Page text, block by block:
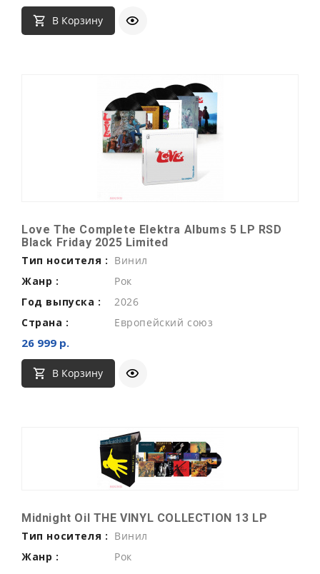
В Корзину
Love The Complete Elektra Albums 5 LP RSD
Black Friday 2025 Limited
Тип носителя : Винил
Жанр :
Рок
Год выпуска :
2026
Страна :
Европейский союз
26 999 р.
В Корзину
Midnight Oil THE VINYL COLLECTION 13 LP
Тип носителя : Винил
Жанр :
Рок